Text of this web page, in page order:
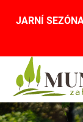
JARNÍ